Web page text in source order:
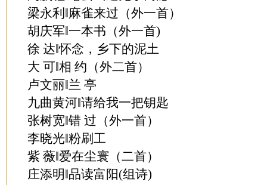
梁永利‖麻雀来过（外一首）
胡庆军‖一本书（外一首)
徐 达‖怀念，乡下的泥土
大 可‖相 约（外二首）
卢文丽‖兰 亭
九曲黄河‖请给我一把钥匙
张树宽‖错 过（外一首）
李晓光‖粉刷工
紫 薇‖爱在尘寰（二首）
庄添明‖品读富阳(组诗)